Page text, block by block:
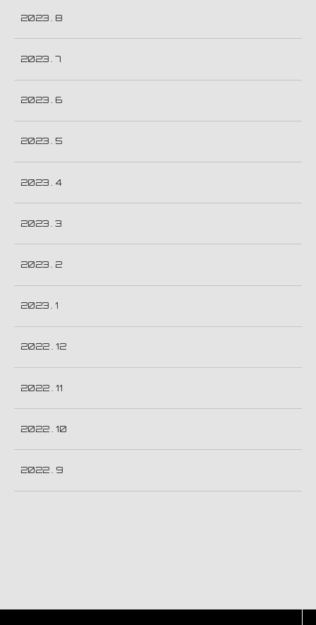
2023 . 8
2023 . 7
2023 . 6
2023 . 5
2023 . 4
2023 . 3
2023 . 2
2023 . 1
2022 . 12
2022 . 11
2022 . 10
2022 . 9